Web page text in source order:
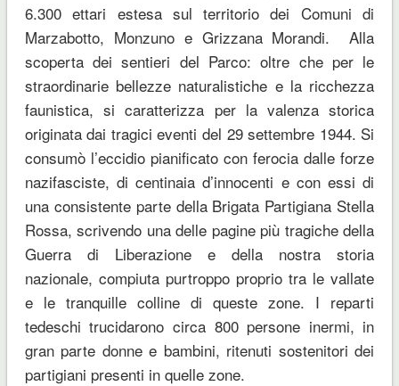
6.300 ettari estesa sul territorio dei Comuni di
Marzabotto, Monzuno e Grizzana Morandi. Alla
scoperta dei sentieri del Parco: oltre che per le
straordinarie bellezze naturalistiche e la ricchezza
faunistica, si caratterizza per la valenza storica
originata dai tragici eventi del 29 settembre 1944. Si
consumò l’eccidio pianificato con ferocia dalle forze
nazifasciste, di centinaia d’innocenti e con essi di
una consistente parte della Brigata Partigiana Stella
Rossa, scrivendo una delle pagine più tragiche della
Guerra di Liberazione e della nostra storia
nazionale, compiuta purtroppo proprio tra le vallate
e le tranquille colline di queste zone. I reparti
tedeschi trucidarono circa 800 persone inermi, in
gran parte donne e bambini, ritenuti sostenitori dei
partigiani presenti in quelle zone.